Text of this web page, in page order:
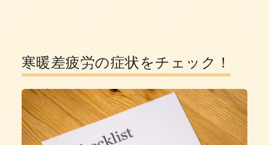
寒暖差疲労の症状をチェック！